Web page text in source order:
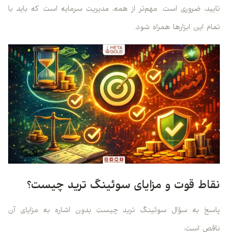
تایید، ضروری است. مهم‌تر از همه، مدیریت سرمایه است که باید با
تمام این ابزارها همراه شود.
نقاط قوت و مزایای سوئینگ ترید چیست؟
پاسخ به سؤال سوئینگ ترید چیست بدون اشاره به مزایای آن
ناقص است: